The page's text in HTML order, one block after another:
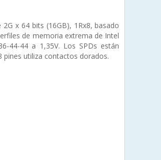
x 64 bits (16GB), 1Rx8, basado
de memoria extrema de Intel
44-44 a 1,35V. Los SPDs están
pines utiliza contactos dorados.